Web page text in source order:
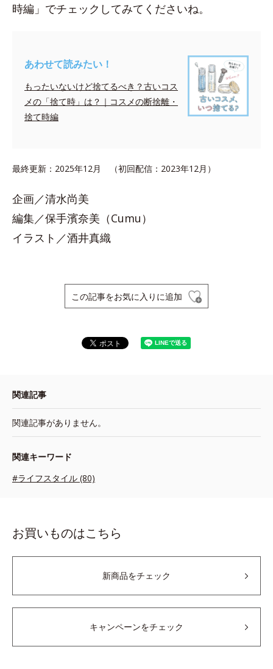
時編」でチェックしてみてくださいね。
あわせて読みたい！
もったいないけど捨てるべき？古いコス
メの「捨て時」は？｜コスメの断捨離・
捨て時編
最終更新：2025年12月 （初回配信：2023年12月）
企画／清水尚美
編集／保手濱奈美（Cumu）
イラスト／酒井真織
この記事をお気に入りに追加
関連記事
関連記事がありません。
関連キーワード
#ライフスタイル (80)
お買いものはこちら
新商品をチェック
キャンペーンをチェック